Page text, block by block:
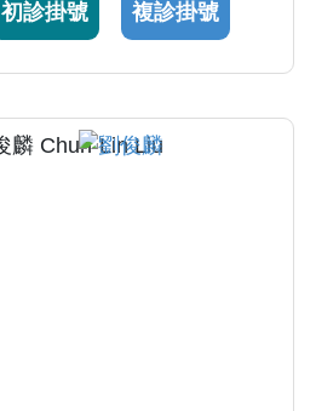
初診掛號 複診掛號